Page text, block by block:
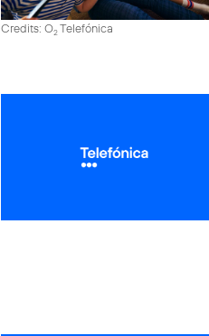
Credits: O2Telefónica